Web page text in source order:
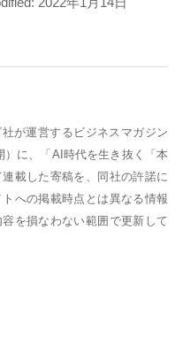
が運営するビジネスマガジン
に、「AI時代を生き抜く「本
載した寄稿を、同社の許諾に
への掲載時点とは異なる情報
を損なわない範囲で更新して